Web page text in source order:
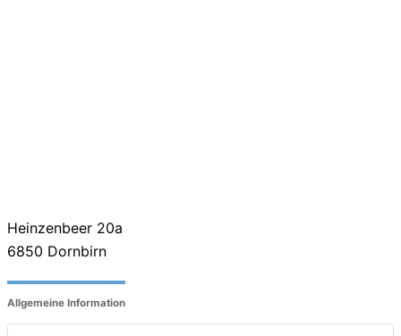
Heinzenbeer 20a
6850 Dornbirn
Allgemeine Information